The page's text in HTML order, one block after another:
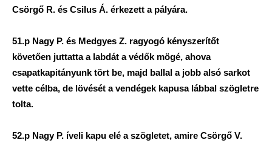
Csörgő R. és Csilus Á. érkezett a pályára.
51.p Nagy P. és Medgyes Z. ragyogó kényszerítőt
követően juttatta a labdát a védők mögé, ahova
csapatkapitányunk tört be, majd ballal a jobb alsó sarkot
vette célba, de lövését a vendégek kapusa lábbal szögletre
tolta.
52.p Nagy P. íveli kapu elé a szögletet, amire Csörgő V.